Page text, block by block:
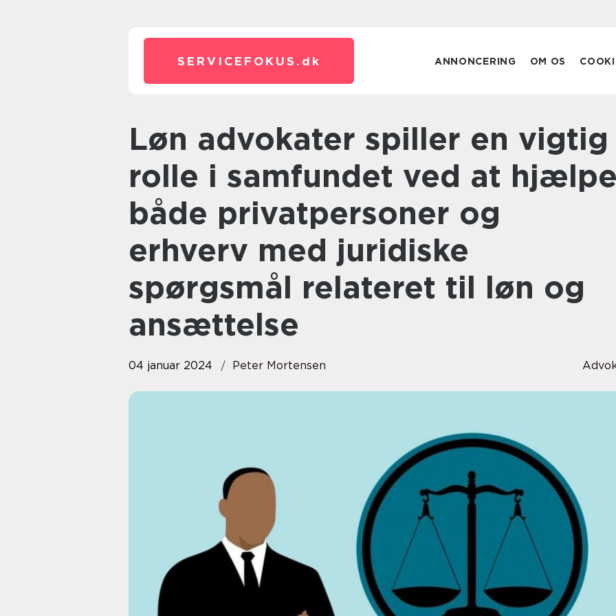
SERVICEFOKUS. dk ANNONCERING OM OS
Løn advokater spiller en vigtig
rolle i samfundet ved at hjælpe
både privatpersoner og
erhverv med juridiske
spørgsmål relateret til løn og
ansættelse
04 januar 2024 Peter Mortensen